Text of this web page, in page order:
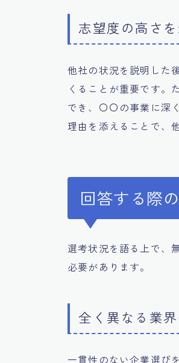
志望度の高さ
他社の状況を説明した
くることが重要です。
でき、〇〇の事業に深
理由を添えることで、
回答する際
選考状況を語る上で、
必要があります。
全く異なる業
一貫性のない企業選び